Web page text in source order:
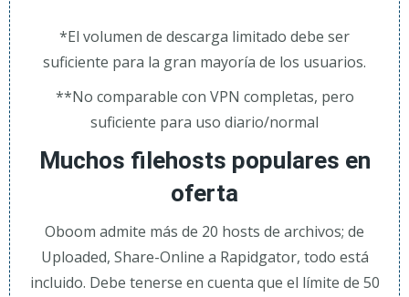
*El volumen de descarga limitado debe ser
suficiente para la gran mayoría de los usuarios.
**No comparable con VPN completas, pero
suficiente para uso diario/normal
Muchos filehosts populares en
oferta
Oboom admite más de 20 hosts de archivos; de
Uploaded, Share-Online a Rapidgator, todo está
incluido. Debe tenerse en cuenta que el límite de 50